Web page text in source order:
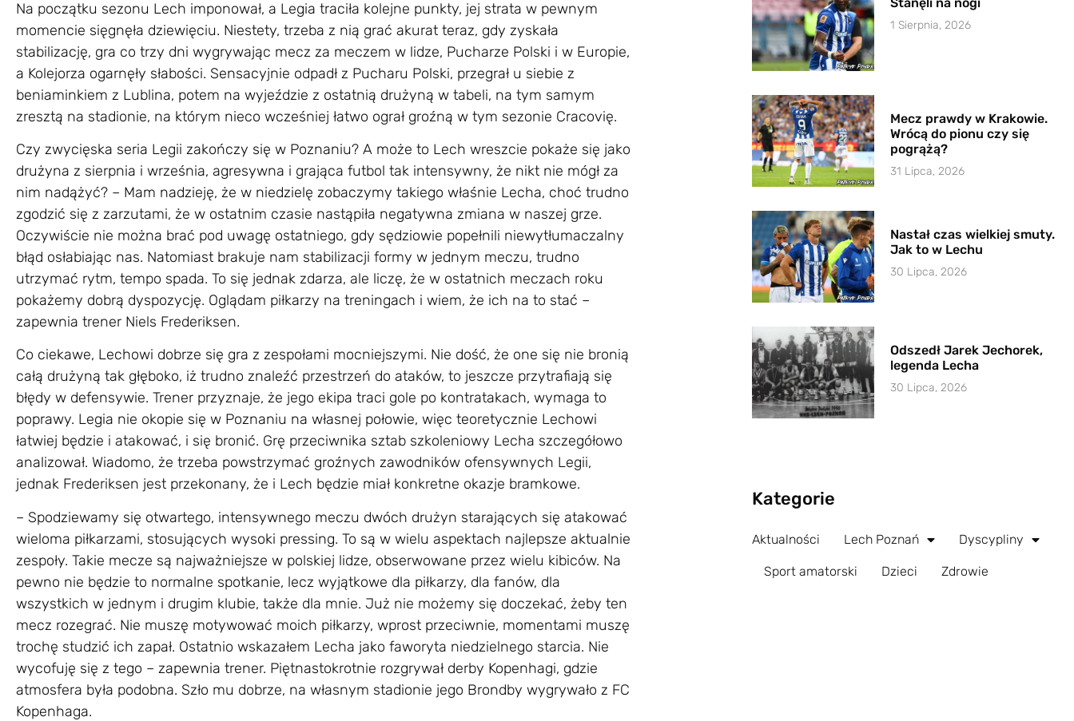
Na początku sezonu Lech imponował, a Legia traciła kolejne punkty, jej strata w pewnym
momencie sięgnęła dziewięciu. Niestety, trzeba z nią grać akurat teraz, gdy zyskała
stabilizację, gra co trzy dni wygrywając mecz za meczem w lidze, Pucharze Polski i w Europie,
a Kolejorza ogarnęły słabości. Sensacyjnie odpadł z Pucharu Polski, przegrał u siebie z
beniaminkiem z Lublina, potem na wyjeździe z ostatnią drużyną w tabeli, na tym samym
zresztą na stadionie, na którym nieco wcześniej łatwo ograł groźną w tym sezonie Cracovię.
Czy zwycięska seria Legii zakończy się w Poznaniu? A może to Lech wreszcie pokaże się jako
drużyna z sierpnia i września, agresywna i grająca futbol tak intensywny, że nikt nie mógł za
nim nadążyć? – Mam nadzieję, że w niedzielę zobaczymy takiego właśnie Lecha, choć trudno
zgodzić się z zarzutami, że w ostatnim czasie nastąpiła negatywna zmiana w naszej grze.
Oczywiście nie można brać pod uwagę ostatniego, gdy sędziowie popełnili niewytłumaczalny
błąd osłabiając nas. Natomiast brakuje nam stabilizacji formy w jednym meczu, trudno
utrzymać rytm, tempo spada. To się jednak zdarza, ale liczę, że w ostatnich meczach roku
pokażemy dobrą dyspozycję. Oglądam piłkarzy na treningach i wiem, że ich na to stać –
zapewnia trener Niels Frederiksen.
Co ciekawe, Lechowi dobrze się gra z zespołami mocniejszymi. Nie dość, że one się nie bronią
całą drużyną tak głęboko, iż trudno znaleźć przestrzeń do ataków, to jeszcze przytrafiają się
błędy w defensywie. Trener przyznaje, że jego ekipa traci gole po kontratakach, wymaga to
poprawy. Legia nie okopie się w Poznaniu na własnej połowie, więc teoretycznie Lechowi
łatwiej będzie i atakować, i się bronić. Grę przeciwnika sztab szkoleniowy Lecha szczegółowo
analizował. Wiadomo, że trzeba powstrzymać groźnych zawodników ofensywnych Legii,
jednak Frederiksen jest przekonany, że i Lech będzie miał konkretne okazje bramkowe.
– Spodziewamy się otwartego, intensywnego meczu dwóch drużyn starających się atakować
wieloma piłkarzami, stosujących wysoki pressing. To są w wielu aspektach najlepsze aktualnie
zespoły. Takie mecze są najważniejsze w polskiej lidze, obserwowane przez wielu kibiców. Na
pewno nie będzie to normalne spotkanie, lecz wyjątkowe dla piłkarzy, dla fanów, dla
wszystkich w jednym i drugim klubie, także dla mnie. Już nie możemy się doczekać, żeby ten
mecz rozegrać. Nie muszę motywować moich piłkarzy, wprost przeciwnie, momentami muszę
trochę studzić ich zapał. Ostatnio wskazałem Lecha jako faworyta niedzielnego starcia. Nie
wycofuję się z tego – zapewnia trener. Piętnastokrotnie rozgrywał derby Kopenhagi, gdzie
atmosfera była podobna. Szło mu dobrze, na własnym stadionie jego Brondby wygrywało z FC
Kopenhaga.
1 Sierpnia, 2026
Mecz prawdy w Krakowie.
Wrócą do pionu czy się
pogrążą?
31 Lipca, 2026
Nastał czas wielkiej smuty.
Jak to w Lechu
30 Lipca, 2026
Odszedł Jarek Jechorek,
legenda Lecha
30 Lipca, 2026
Kategorie
Aktualności Lech Poznań Dyscypliny
Sport amatorski Dzieci Zdrowie